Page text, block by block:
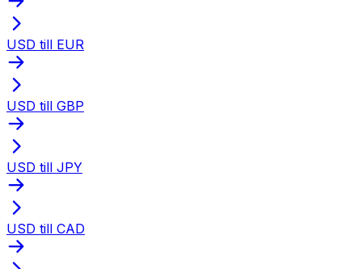
USD till EUR
USD till GBP
USD till JPY
USD till CAD